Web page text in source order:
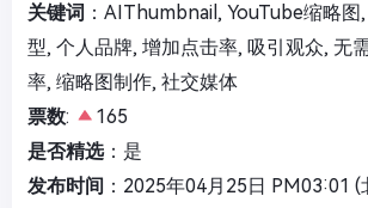
关键词 ：AIThumbnail, YouTube缩略图
型, 个人品牌, 增加点击率, 吸引观众, 无
率, 缩略图制作, 社交媒体
票数:
165
是否精选：是
发布时间 ：2025年04月25日 PM03:01 (